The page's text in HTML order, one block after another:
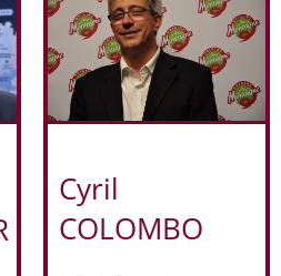
Cyril
COLOMBO